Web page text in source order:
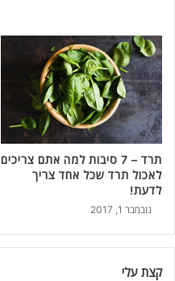
תרד – 7 סיבות למה אתם צריכים
לאכול תרד שכל אחד צריך
לדעת!
נובמבר 1, 2017
קצת עלי